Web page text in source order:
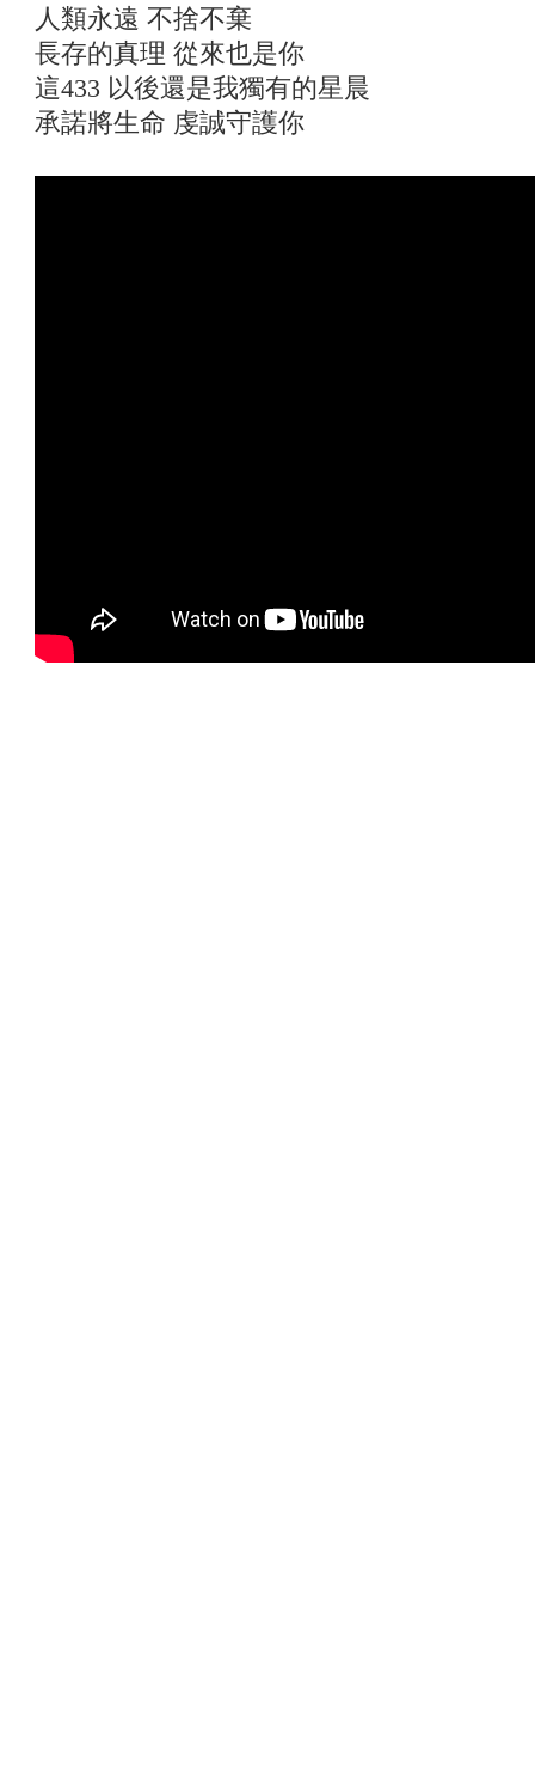
人類永遠 不捨不棄
長存的真理 從來也是你
這433 以後還是我獨有的星晨
承諾將生命 虔誠守護你